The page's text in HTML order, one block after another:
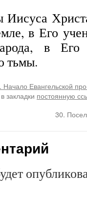
Иисуса
в Его
в Его
тьмы.
Начало Евангельской
закладки постоянную
30.